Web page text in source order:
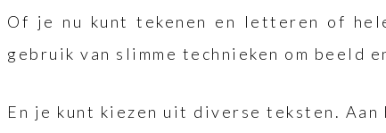
Of je nu kunt tekenen en letteren of
gebruik van slimme technieken om beeld
En je kunt kiezen uit diverse teksten. Aan